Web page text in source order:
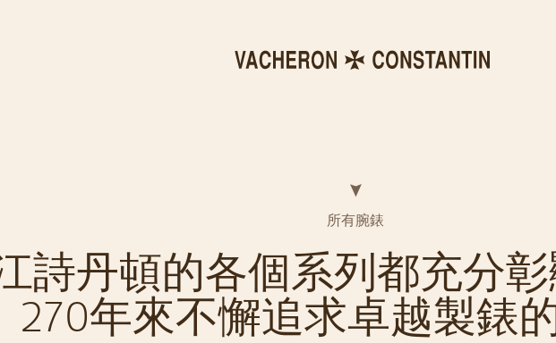
所有腕錶
詩丹頓的各個系列都充分
270年來不懈追求卓越製錶